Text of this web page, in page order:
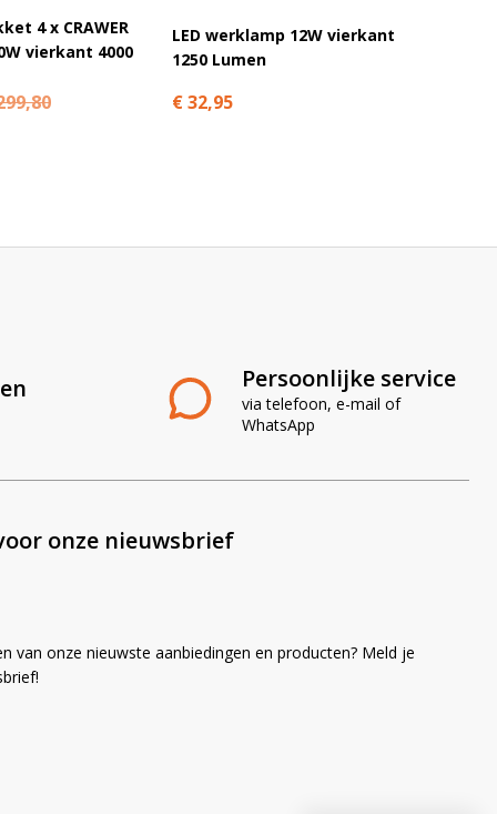
4 x CRAWER
vierkant 4000
LED werklamp 12W vierkant
1250 Lumen
€ 32,95
Persoonlijke service
via telefoon, e-mail of
WhatsApp
onze nieuwsbrief
van onze nieuwste aanbiedingen en producten? Meld je